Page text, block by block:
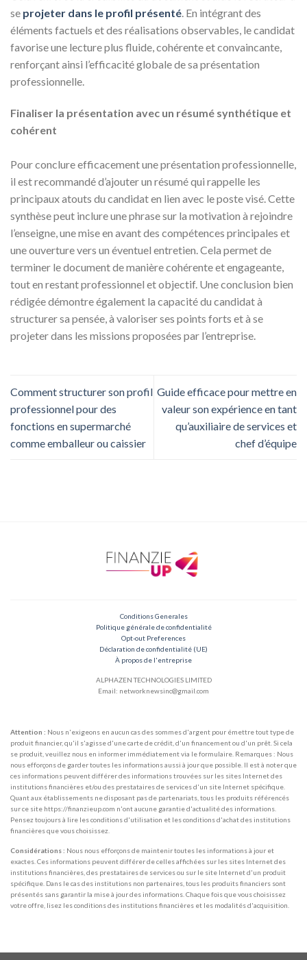
se projeter dans le profil présenté. En intégrant des
éléments factuels et des réalisations observables, le candidat
favorise une lecture plus fluide, cohérente et convaincante,
renforçant ainsi l’efficacité globale de sa présentation
professionnelle.
Finaliser la présentation avec un résumé synthétique et
cohérent
Pour conclure efficacement une présentation professionnelle,
il est recommandé d’ajouter un résumé qui rappelle les
principaux atouts du candidat en lien avec le poste visé. Cette
synthèse peut inclure une phrase sur la motivation à rejoindre
l’enseigne, une mise en avant des compétences principales et
une ouverture vers un éventuel entretien. Cela permet de
terminer le document de manière cohérente et engageante,
tout en restant professionnel et objectif. Une conclusion bien
rédigée démontre également la capacité du candidat à
structurer sa pensée, à valoriser ses points forts et à se
projeter dans les missions proposées par l’entreprise.
Comment structurer son profil
professionnel pour des
fonctions en supermarché
comme emballeur ou caissier
Guide efficace pour mettre en
valeur son expérience en tant
qu’auxiliaire de services et
chef d’équipe
Conditions Generales
Politique générale de confidentialité
Opt-out Preferences
Déclaration de confidentialité (UE)
À propos de l'entreprise
ALPHAZEN TECHNOLOGIES LIMITED
Email: networknewsinc@gmail.com
Attention : Nous n'exigeons en aucun cas des sommes d'argent pour émettre tout type de
produit financier, qu'il s'agisse d'une carte de crédit, d'un financement ou d'un prêt. Si cela
se produit, veuillez nous en informer immédiatement via le formulaire. Remarques : Nous
nous efforçons de garder toutes les informations aussi à jour que possible. Il est à noter que
ces informations peuvent différer des informations trouvées sur les sites Internet des
institutions financières et/ou des prestataires de services d'un site Internet spécifique.
Quant aux établissements ne disposant pas de partenariats, tous les produits référencés
sur ce site https://finanzieup.com n'ont aucune garantie d'actualité des informations.
Pensez toujours à lire les conditions d'utilisation et les conditions d'achat des institutions
financières que vous choisissez.
Considérations : Nous nous efforçons de maintenir toutes les informations à jour et
exactes. Ces informations peuvent différer de celles affichées sur les sites Internet des
institutions financières, des prestataires de services ou sur le site Internet d'un produit
spécifique. Dans le cas des institutions non partenaires, tous les produits financiers sont
présentés sans garantir la mise à jour des informations. Chaque fois que vous choisissez
votre offre, lisez les conditions des institutions financières et les modalités d'acquisition.